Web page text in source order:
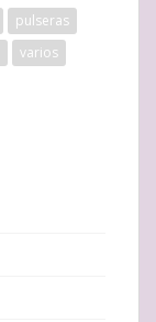
pulseras
varios